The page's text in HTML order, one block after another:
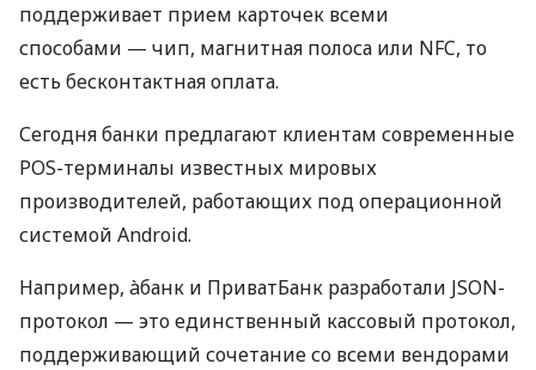
поддерживает прием карточек всеми
способами — чип, магнитная полоса или NFC, то
есть бесконтактная оплата.
Сегодня банки предлагают клиентам современные
POS-терминалы известных мировых
производителей, работающих под операционной
системой Android.
Например, àбанк и ПриватБанк разработали JSON-
протокол — это единственный кассовый протокол,
поддерживающий сочетание со всеми вендорами